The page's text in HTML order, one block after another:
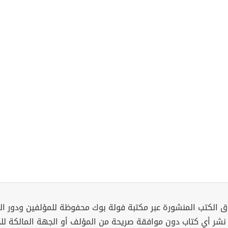
الكتب المنشورة عبر مكتبة فولة بوك محفوظة للمؤلفين ودور
نشر أي كتاب دون موافقة صريحة من المؤلف أو الجهة المالكة